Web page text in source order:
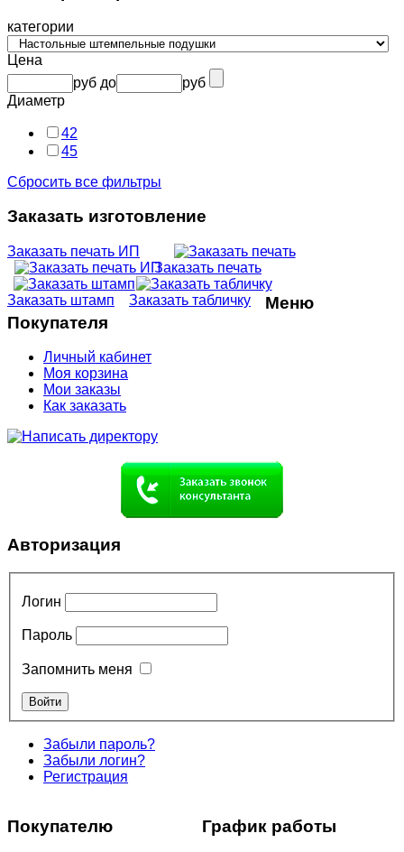
категории
Цена
руб до
руб
Диаметр
42
45
Сбросить все фильтры
Заказать изготовление
Заказать печать ИП
Заказать печать
Заказать штамп Заказать табличку
Меню
Покупателя
Личный кабинет
Моя корзина
Мои заказы
Как заказать
Авторизация
Логин
Пароль
Запомнить меня
Забыли пароль?
Забыли логин?
Регистрация
Покупателю График работы